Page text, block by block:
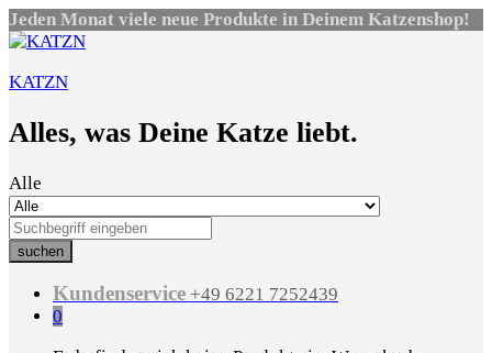
Jeden Monat viele neue Produkte in Deinem Katzenshop!
KATZN
Alles, was Deine Katze liebt.
Alle
suchen
Kundenservice +49 6221 7252439
0